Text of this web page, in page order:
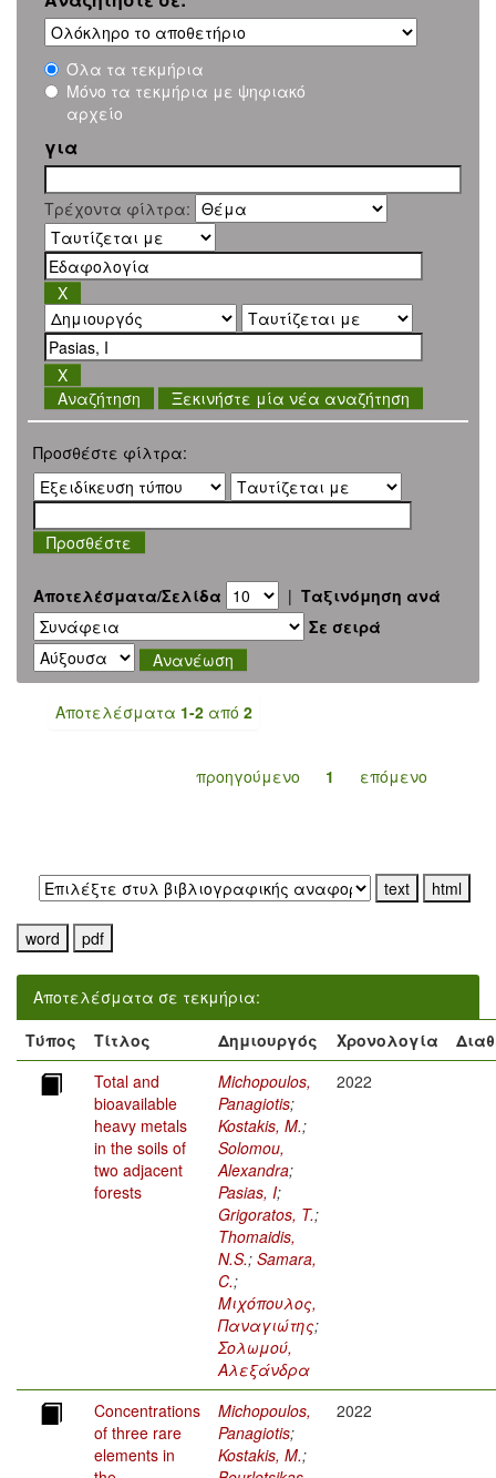
Όλα τα τεκμήρια
Μόνο τα τεκμήρια με ψηφιακό
αρχείο
για
Τρέχοντα φίλτρα:
Ξεκινήστε μία νέα αναζήτηση
Προσθέστε φίλτρα:
Αποτελέσματα/Σελίδα | Ταξινόμηση ανά
Σε σειρά
Αποτελέσματα 1-2 από 2
προηγούμενο 1 επόμενο
Αποτελέσματα σε τεκμήρια:
Τύπος
Τίτλος Δημιουργός Χρονολογία
Total and
bioavailable
heavy metals
in the soils of
two adjacent
forests
Michopoulos,
Panagiotis;
Kostakis, M.;
Solomou,
Alexandra;
Pasias, I;
Grigoratos, T.;
Thomaidis,
N.S.; Samara,
C.;
Μιχόπουλος,
Παναγιώτης;
Σολωμού,
Αλεξάνδρα
2022
Concentrations
of three rare
elements in
Michopoulos,
Panagiotis;
Kostakis, M.;
2022